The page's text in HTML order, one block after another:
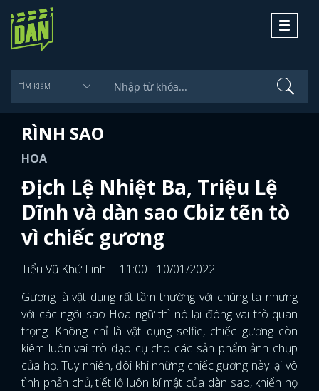
Toggle
RÌNH SAO
HOA
Địch Lệ Nhiệt Ba, Triệu Lệ
Dĩnh và dàn sao Cbiz tẽn tò
vì chiếc gương
Tiểu Vũ Khứ Linh
11:00 - 10/01/2022
Gương là vật dụng rất tầm thường với chúng ta nhưng
với các ngôi sao Hoa ngữ thì nó lại đóng vai trò quan
trọng. Không chỉ là vật dụng selfie, chiếc gương còn
kiêm luôn vai trò đạo cụ cho các sản phẩm ảnh chụp
của họ. Tuy nhiên, đôi khi những chiếc gương này lại vô
tình phản chủ, tiết lộ luôn bí mật của dàn sao, khiến họ